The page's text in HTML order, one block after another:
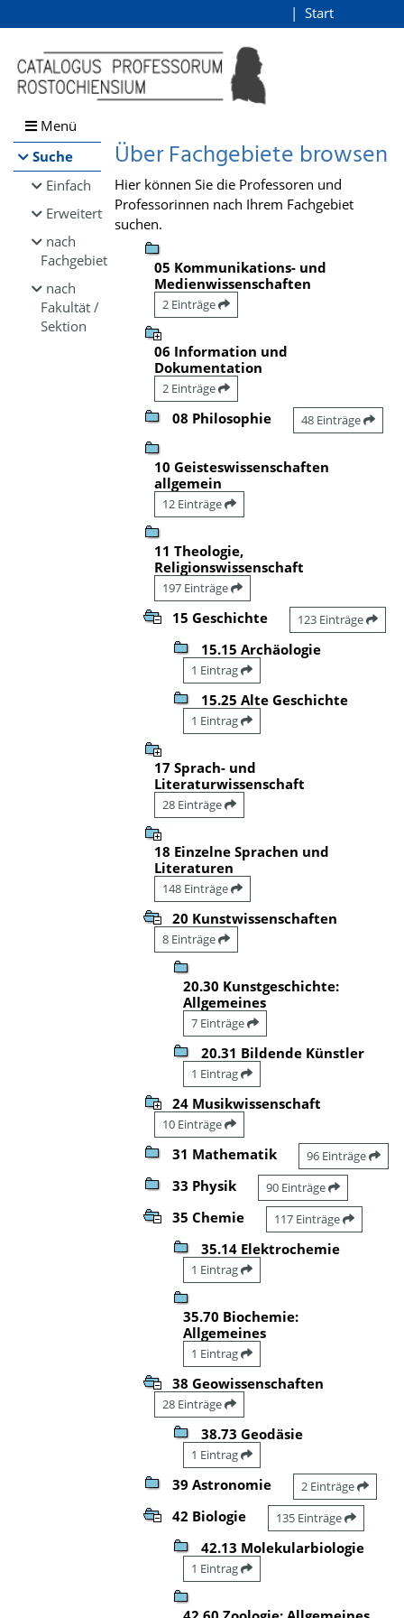
Browsen
direkt zum Inhalt
Start
Menü
Suche
Einfach
Erweitert
nach
Fachgebiet
nach
Fakultät /
Sektion
Über Fachgebiete browsen
Hier können Sie die Professoren und
Professorinnen nach Ihrem Fachgebiet
suchen.
05 Kommunikations- und
Medienwissenschaften
2 Einträge
06 Information und
Dokumentation
2 Einträge
08 Philosophie 48 Einträge
10 Geisteswissenschaften
allgemein
12 Einträge
11 Theologie,
Religionswissenschaft
197 Einträge
15 Geschichte 123 Einträge
15.15 Archäologie
1 Eintrag
15.25 Alte Geschichte
1 Eintrag
17 Sprach- und
Literaturwissenschaft
28 Einträge
18 Einzelne Sprachen und
Literaturen
148 Einträge
20 Kunstwissenschaften
8 Einträge
20.30 Kunstgeschichte:
Allgemeines
7 Einträge
20.31 Bildende Künstler
1 Eintrag
24 Musikwissenschaft
10 Einträge
31 Mathematik 96 Einträge
33 Physik 90 Einträge
35 Chemie 117 Einträge
35.14 Elektrochemie
1 Eintrag
35.70 Biochemie:
Allgemeines
1 Eintrag
38 Geowissenschaften
28 Einträge
38.73 Geodäsie
1 Eintrag
39 Astronomie 2 Einträge
42 Biologie 135 Einträge
42.13 Molekularbiologie
1 Eintrag